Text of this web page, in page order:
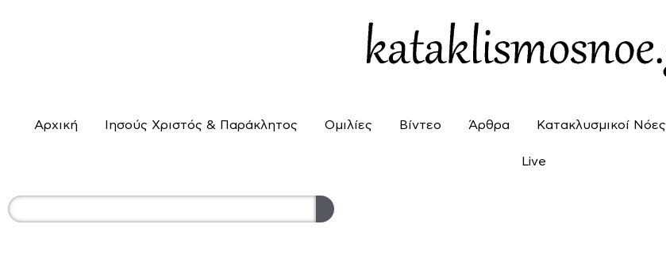
Αρχική Ιησούς Χριστός & Παράκλητος Ομιλίες Βίντεο Άρθρα Κατακλυσμικοί Νόες
Live